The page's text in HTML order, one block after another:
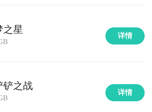
之星
详情
铲之战
详情